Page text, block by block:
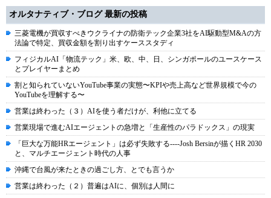
オルタナティブ・ブログ 最新の投稿
三菱電機が買収すべきウクライナの防衛テック企業3社をAI駆動型M&Aの方
法論で特定、買収金額を割り出すケーススタディ
フィジカルAI「物流テック」米、欧、中、日、シンガポールのユースケース
とプレイヤーまとめ
割と知られていないYouTube事業の実態〜KPIや売上高など世界規模で今の
YouTubeを理解する〜
営業は終わった（３）AIを使う者だけが、利他に立てる
営業現場で進むAIエージェントの急増と「生産性のパラドックス」の現実
「巨大な万能HRエージェント」は必ず失敗する----Josh Bersinが描くHR 2030
と、マルチエージェント時代の人事
沖縄で台風が来たときの過ごし方、とでも言うか
営業は終わった（２）普遍はAIに、個別は人間に